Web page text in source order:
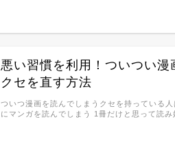
悪い習慣を利用！ついつい漫
クセを直す方法
ついつ漫画を読んでしまうクセを持っている
にマンガを読んでしまう 1冊だけと思って読